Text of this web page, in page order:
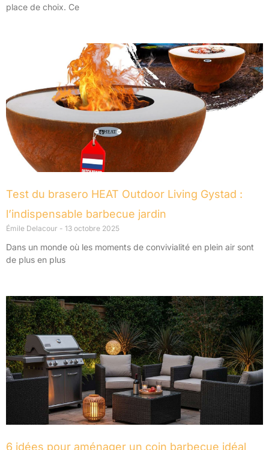
place de choix. Ce
Test du brasero HEAT Outdoor Living Gystad :
l’indispensable barbecue jardin
Émile Delacour 13 octobre 2025
Dans un monde où les moments de convivialité en plein air sont
de plus en plus
6 idées pour aménager un coin barbecue idéal